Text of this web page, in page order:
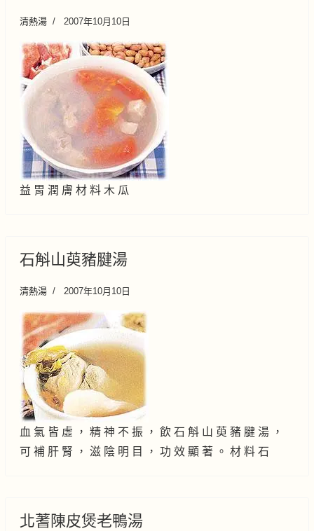
清熱湯 2007年10月10日
益 胃 潤 膚 材 料 木 瓜
石斛山萸豬腱湯
清熱湯 2007年10月10日
血 氣 皆 虛 ， 精 神 不 振 ， 飲 石 斛 山 萸 豬 腱 湯 ，
可 補 肝 腎 ， 滋 陰 明 目 ， 功 效 顯 著 。 材 料 石
北蓍陳皮煲老鴨湯